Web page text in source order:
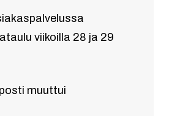
viikoilla 28 ja 29
muuttui